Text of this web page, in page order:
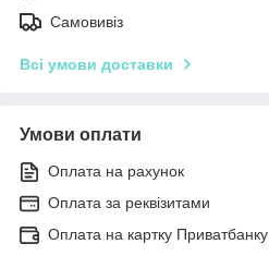
Самовивіз
Всі умови доставки
Умови оплати
Оплата на рахунок
Оплата за реквізитами
Оплата на картку Приватбанку